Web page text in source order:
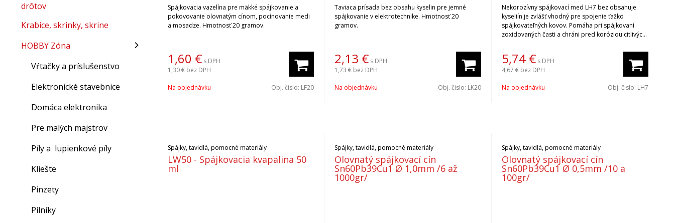
Spájkovacia vazelína pre mäkké spájkovanie a
pokovovanie olovnatým cínom, pocínovanie medi
a mosadze. Hmotnosť 20 gramov.
1,60 € s DPH
1,30 € bez DPH
Na objednávku Obj. čislo: LF20
Taviaca prísada bez obsahu kyselin pre jemné
spájkovanie v elektrotechnike. Hmotnosť 20
gramov.
2,13 € s DPH
1,73 € bez DPH
Na objednávku Obj. čislo: LK20
Nekorozívny spájkovací med LH7 bez obsahuje
kyseliín je zvlášť vhodný pre spojenie ťažko
spájkovateľných kovov. Pomáha pri spájkovaní
zoxidovaných časti a chráni pred koróziou citlivých
5,74 € s DPH
4,67 € bez DPH
Na objednávku Obj. čislo: LH7
Spájky, tavidlá, pomocné materiály
LW50 - Spájkovacia kvapalina 50
ml
Spájky, tavidlá, pomocné materiály
Olovnatý spájkovací cín
Sn60Pb39Cu1 Ø 1,0mm /6 až
1000gr/
Spájky, tavidlá, pomocné materiály
Olovnatý spájkovací cín
Sn60Pb39Cu1 Ø 0,5mm /10 a
100gr/
drôtov
Krabice, skrinky, skrine
HOBBY Zóna
Vŕtačky a príslušenstvo
Elektronické stavebnice
Domáca elektronika
Pre malých majstrov
Píly a lupienkové píly
Kliešte
Pinzety
Pilníky